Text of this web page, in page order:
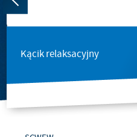
Kącik relaksacyjny